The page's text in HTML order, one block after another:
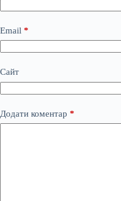
Email *
Сайт
Додати коментар *